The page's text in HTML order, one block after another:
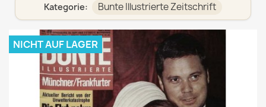
Kategorie: Bunte Illustrierte Zeitschrift
NICHT AUF LAGER